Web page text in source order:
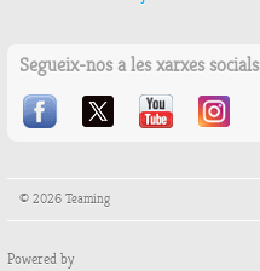
Segueix-nos a les xarxes socials
© 2026 Teaming
Powered by